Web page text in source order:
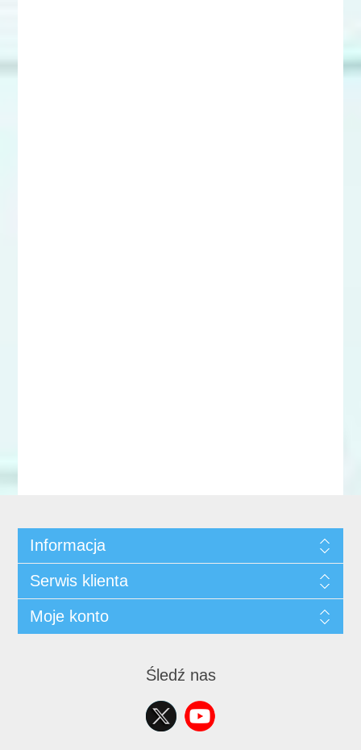
Informacja
Serwis klienta
Moje konto
Śledź nas